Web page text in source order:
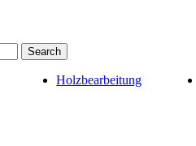
Search
Holzbearbeitung